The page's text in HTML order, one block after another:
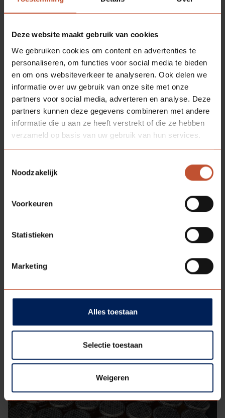
Deze website maakt gebruik van cookies
We gebruiken cookies om content en advertenties te
personaliseren, om functies voor social media te bieden
en om ons websiteverkeer te analyseren. Ook delen we
informatie over uw gebruik van onze site met onze
partners voor social media, adverteren en analyse. Deze
partners kunnen deze gegevens combineren met andere
informatie die u aan ze heeft verstrekt of die ze hebben
verzameld op basis van uw gebruik van hun services.
Noodzakelijk
Voorkeuren
Statistieken
Marketing
Alles toestaan
Selectie toestaan
Weigeren
productiebedrijven is het klimaattransitie‑ en
trede 2 van de CO₂‑Prestatieladder.
Transparantie en onafhankelijke toetsing staan hierbij
centraal. Niet omdat het moet, maar omdat
geloofwaardige en toetsbare plannen essentieel zijn
voor klanten, ketenpartners en de markt. Met deze
stap is Berkvens klaar voor een volgende versnelling in
de verduurzaming van de sector.
Onderweg naar een duurzaam morgen.Stap voor
Terug naar
MEER RELEVANTE ARTIKELEN